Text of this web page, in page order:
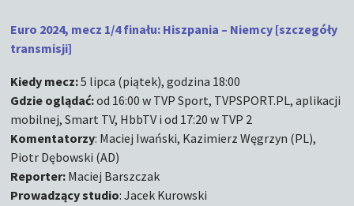
Euro 2024, mecz 1/4 finału: Hiszpania – Niemcy [szczegóły
transmisji]
Kiedy mecz:5 lipca (piątek), godzina 18:00
Gdzie oglądać:od 16:00 w TVP Sport, TVPSPORT.PL, aplikacji
mobilnej, Smart TV, HbbTV i od 17:20 w TVP 2
Komentatorzy: Maciej Iwański, Kazimierz Węgrzyn (PL),
Piotr Dębowski (AD)
Reporter: Maciej Barszczak
Prowadzący studio: Jacek Kurowski